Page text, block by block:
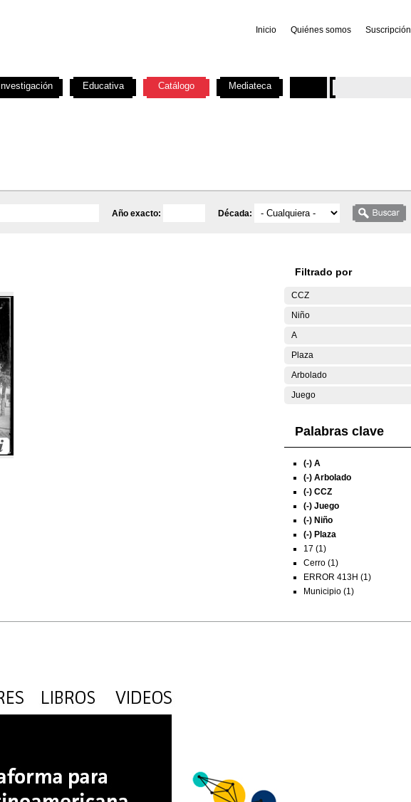
Inicio Quiénes somos Suscripción
Año exacto: Década:
Filtrado por
CCZ
Niño
A
Plaza
Arbolado
Juego
Palabras clave
(-) A
(-) Arbolado
(-) CCZ
(-) Juego
(-) Niño
(-) Plaza
17 (1)
Cerro (1)
ERROR 413H (1)
Municipio (1)
Investigación Educativa Catálogo Mediateca